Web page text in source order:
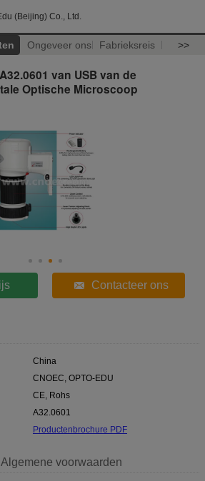
(Beijing) Co., Ltd.
Ongeveer ons Fabrieksreis >>
van USB van de
Optische Microscoop
Contacteer ons
China
CNOEC, OPTO-EDU
CE, Rohs
A32.0601
Productenbrochure PDF
voorwaarden